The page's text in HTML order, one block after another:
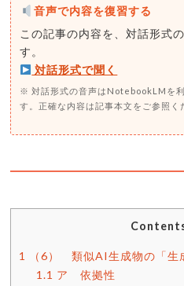
音声で内容を復習する
この記事の内容を、対話形式
す。
対話形式で聞く
※ 対話形式の音声はNotebookLMを
す。正確な内容は記事本文をご参照く
1
（6） 類似AI生成物の「生
1.1 ア 依拠性